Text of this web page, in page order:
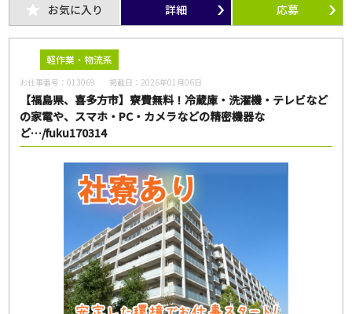
お気に入り 詳細 応募
軽作業・物流系
お仕事番号：013069 掲載日： 2026年01月06日
【福島県、喜多方市】寮費無料！冷蔵庫・洗濯機・テレビなど
の家電や、スマホ・PC・カメラなどの精密機器な
ど…/fuku170314